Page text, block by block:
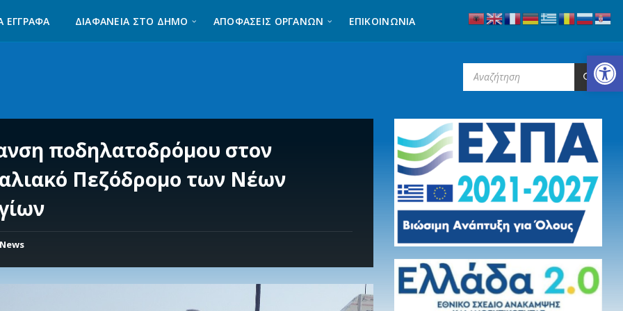
Ανοίξτε τη γραμμή εργαλείων
ΈΓΓΡΑΦΑ ΔΙΑΦΆΝΕΙΑ ΣΤΟ ΔΉΜΟ ΑΠΟΦΑΣΕΙΣ ΟΡΓΑΝΩΝ ΕΠΙΚΟΙΝΩΝΊΑ
ποδηλατοδρόμου στον
Πεζόδρομο των Νέων
News